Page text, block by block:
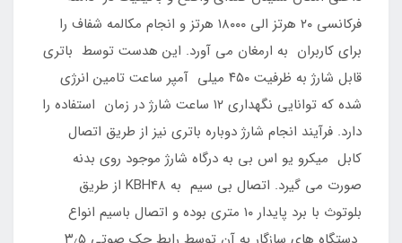
فرکانسی ۲۰ هرتز الی ۱۸۰۰۰ هرتز و انجام مکالمه شفاف را
برای کاربران به ارمغان می آورد. این هدست توسط باتری
قابل شارژ به ظرفیت ۴۵۰ میلی آمپر ساعت تامین انرژی
شده که توانایی نگهداری ۱۲ ساعت شارژ در زمان استفاده را
دارد. فرآیند انجام شارژ دوباره باتری نیز از طریق اتصال
کابل میکرو یو اس بی به درگاه شارژ موجود روی بدنه
صورت می گیرد. اتصال بی سیم به KBH48 از طریق
بلوتوث با برد پایدار ۱۰ متری بوده و اتصال باسیم انواع